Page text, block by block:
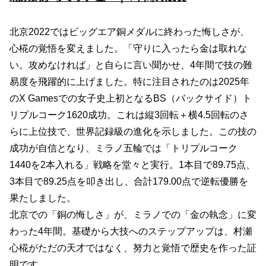
北京2022ではビッグエア銅メダルに終わった悔しさが、
心椛の覚悟を変えました。「守りに入ったら金は取れな
い。攻めなければ」と自らに言い聞かせ、4年間で技の難
易度を飛躍的に上げました。特に注目されたのは2025年
のX Gamesでの女子史上初となるBS（バックサイド）ト
リプルコーク1620成功。これは縦3回転＋横4.5回転のさ
らに上位技で、世界記録級の進化を示しました。この技の
成功が自信となり、ミラノ五輪では「トリプルコーク
1440を2本入れる」戦略を堂々と実行。1本目で89.75点、
3本目で89.25点を叩き出し、合計179.00点で逆転優勝を
果たしました。
北京での「銅の悔しさ」が、ミラノでの「金の執念」に変
わった4年間。基礎から大技へのステップアップは、村瀬
心椛がただの天才ではなく、努力と覚悟で歴史を作った証